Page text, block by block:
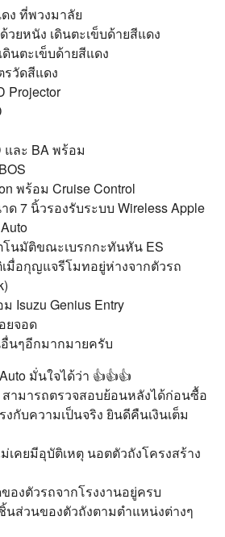
ง ที่พวงมาลัย
วยหนัง เดินตะเข็บด้ายสีแดง
นตะเข็บด้ายสีแดง
วัดสีแดง
Projector
และ BA พร้อม
พร้อม Cruise Control
ด 7 นิ้วรองรับระบบ Wireless Apple
นมัติขณะเบรกกะทันหัน ES
มื่อกุญแจรีโมทอยู่ห่างจากตัวรถ
Isuzu Genius Entry
ยจอด
นๆอีกมากมายครับ
มั่นใจได้ว่า 👍👍👍
ามารถตรวจสอบย้อนหลังได้ก่อนซื้อ
กับความเป็นจริง ยินดีคืนเงินเต็ม
คยมีอุบัติเหตุ นอตตัวถังโครงสร้าง
องตัวรถจากโรงงานอยู่ครบ
นส่วนของตัวถังตามตำแหน่งต่างๆ